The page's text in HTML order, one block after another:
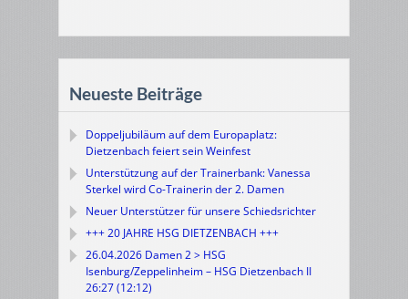
Neueste Beiträge
Doppeljubiläum auf dem Europaplatz:
Dietzenbach feiert sein Weinfest
Unterstützung auf der Trainerbank: Vanessa
Sterkel wird Co-Trainerin der 2. Damen
Neuer Unterstützer für unsere Schiedsrichter
+++ 20 JAHRE HSG DIETZENBACH +++
26.04.2026 Damen 2 > HSG
Isenburg/Zeppelinheim – HSG Dietzenbach II
26:27 (12:12)